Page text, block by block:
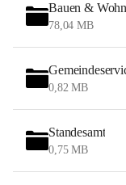
Bauen &
78,04 MB
0,82 MB
Standesamt
0,75 MB